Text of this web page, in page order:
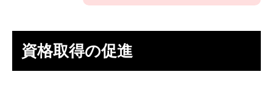
雰囲気を知る Blog
働く
資格取得の促進